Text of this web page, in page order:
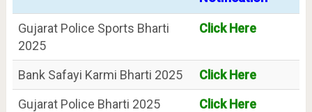
Gujarat Police Sports Bharti
2025
Click Here
Bank Safayi Karmi Bharti 2025
Click Here
Gujarat Police Bharti 2025
Click Here